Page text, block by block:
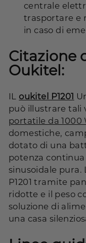
centrale
trasportare e
in caso di
Citazione
Oukitel:
IL oukitel P1201
può illustrare tali
portatile da 1000
domestiche,
dotato di una
potenza continua
sinusoidale pura.
P1201 tramite
ridotte e il peso
soluzione di
una casa